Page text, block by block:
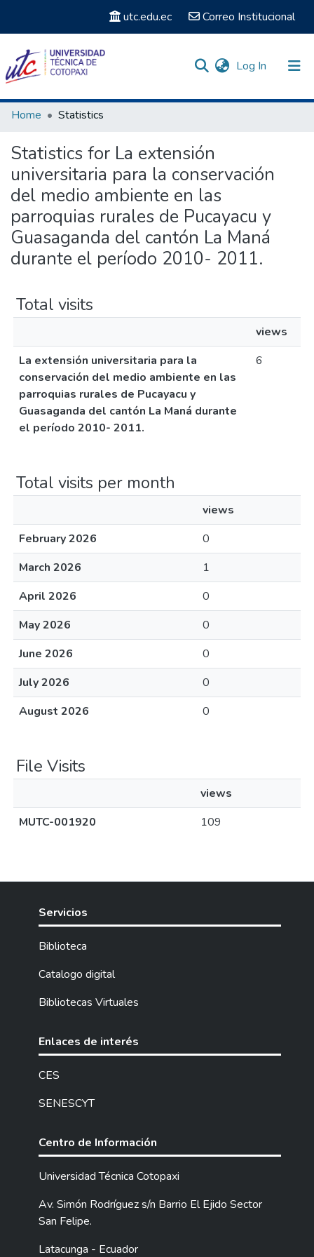
utc.edu.ec Correo Institucional
Log In (current)
Communities & Collections
Home Statistics
Statistics for La extensión
universitaria para la conservación
del medio ambiente en las
parroquias rurales de Pucayacu y
Guasaganda del cantón La Maná
durante el período 2010- 2011.
Total visits
views
La extensión universitaria para la
conservación del medio ambiente en las
parroquias rurales de Pucayacu y
Guasaganda del cantón La Maná durante
el período 2010- 2011.
6
Total visits per month
views
February 2026
0
March 2026
1
April 2026
0
May 2026
0
June 2026
0
July 2026
0
August 2026
0
File Visits
views
MUTC-001920
109
Servicios
Biblioteca
Catalogo digital
Bibliotecas Virtuales
Enlaces de interés
CES
SENESCYT
Centro de Información
Universidad Técnica Cotopaxi
Av. Simón Rodríguez s/n Barrio El Ejido Sector
San Felipe.
Latacunga - Ecuador